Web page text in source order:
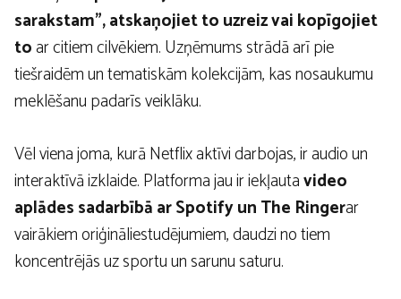
sarakstam”, atskaņojiet to uzreiz vai kopīgojiet
toar citiem cilvēkiem. Uzņēmums strādā arī pie
tiešraidēm un tematiskām kolekcijām, kas nosaukumu
meklēšanu padarīs veiklāku.
Vēl viena joma, kurā Netflix aktīvi darbojas, ir audio un
interaktīvā izklaide. Platforma jau ir iekļautavideo
aplādes sadarbībā ar Spotify un The Ringerar
vairākiem oriģināliestudējumiem, daudzi no tiem
koncentrējās uz sportu un sarunu saturu.